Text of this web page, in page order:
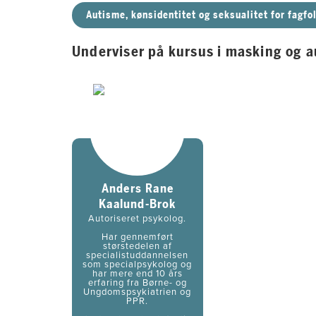
Autisme, kønsidentitet og seksualitet for
Underviser på kursus i masking og
Anders Rane
Kaalund-Brok
Autoriseret psykolog.
Har gennemført
størstedelen af
specialistuddannelsen
som specialpsykolog og
har mere end 10 års
erfaring fra Børne- og
Ungdomspsykiatrien og
PPR.